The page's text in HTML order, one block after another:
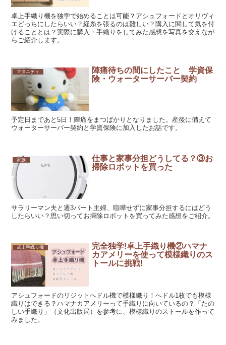
卓上手織り機を独学で始めることは可能？アシュフォードとオリヴィ
エどっちにしたらいい？経糸を張るのは難しい？購入に関して気を付
けることとは？実際に購入・手織りをしてみた感想を写真を交えなが
らご紹介します。
マタニティ
陣痛待ちの間にしたこと 学資保
険・ウォーターサーバー契約
予定日まであと5日！陣痛をまつばかりとなりました。産後に備えて
ウォーターサーバー契約と学資保険に加入したお話です。
家族
仕事と家事分担どうしてる？③お
掃除ロボットを買った
サラリーマン夫と週3パート主婦、喧嘩せずに家事分担するにはどう
したらいい？思い切ってお掃除ロボットを買ってみた感想をご紹介。
卓上手織り機
完全独学!卓上手織り機②ハマナ
カアメリーを使って模様織りのス
トールに挑戦!
アシュフォードのリジットへドル機で模様織り！へドル1枚でも模様
織りはできる？ハマナカアメリーって手織りに向いているの？「たの
しい手織り」（文化出版局）を参考に、模様織りのストールを作って
みました。